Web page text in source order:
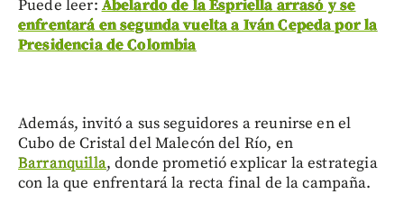
Puede leer: Abelardo de la Espriella arrasó y se
enfrentará en segunda vuelta a Iván Cepeda por la
Presidencia de Colombia
Además, invitó a sus seguidores a reunirse en el
Cubo de Cristal del Malecón del Río, en
Barranquilla, donde prometió explicar la estrategia
con la que enfrentará la recta final de la campaña.